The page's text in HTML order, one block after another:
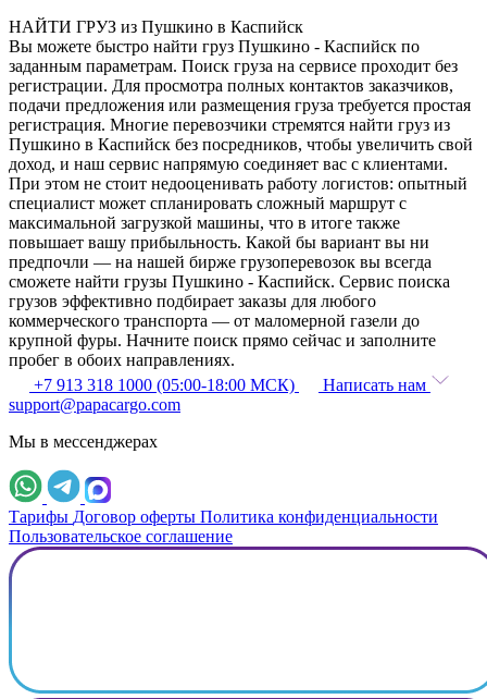
НАЙТИ ГРУЗ из Пушкино в Каспийск
Вы можете быстро найти груз Пушкино - Каспийск по
заданным параметрам. Поиск груза на сервисе проходит без
регистрации. Для просмотра полных контактов заказчиков,
подачи предложения или размещения груза требуется простая
регистрация. Многие перевозчики стремятся найти груз из
Пушкино в Каспийск без посредников, чтобы увеличить свой
доход, и наш сервис напрямую соединяет вас с клиентами.
При этом не стоит недооценивать работу логистов: опытный
специалист может спланировать сложный маршрут с
максимальной загрузкой машины, что в итоге также
повышает вашу прибыльность. Какой бы вариант вы ни
предпочли — на нашей бирже грузоперевозок вы всегда
сможете найти грузы Пушкино - Каспийск. Сервис поиска
грузов эффективно подбирает заказы для любого
коммерческого транспорта — от маломерной газели до
крупной фуры. Начните поиск прямо сейчас и заполните
пробег в обоих направлениях.
+7 913 318 1000 (05:00-18:00 МСК)
Написать нам
support@papacargo.com
Мы в мессенджерах
Тарифы Договор оферты Политика конфиденциальности
Пользовательское соглашение